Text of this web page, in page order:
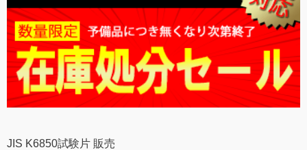
JIS K6850試験片 販売